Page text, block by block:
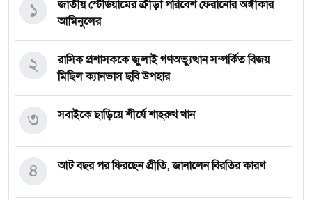
জাতীয় স্টেডিয়ামের ক্রীড়া পরিবেশ ফেরানোর অঙ্গীকার
আমিনুলের
১
রাসিক প্রশাসককে জুলাই গণঅভ্যুত্থান সম্পর্কিত বিজয়
মিছিল ক্যানভাস ছবি উপহার
২
সবাইকে ছাড়িয়ে শীর্ষে শাহরুখ খান
৩
আট বছর পর ফিরছেন প্রীতি, জানালেন বিরতির কারণ
৪